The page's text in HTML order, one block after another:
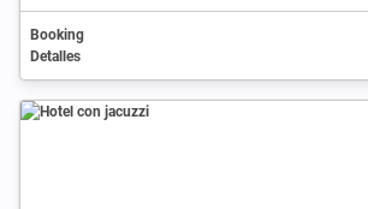
Booking
Detalles